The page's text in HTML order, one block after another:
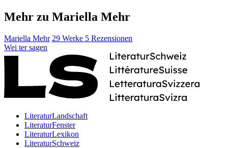
Mehr zu Mariella Mehr
Mariella Mehr 29 Werke 5 Rezensionen
Wei ter sagen
LiteraturLandschaft
LiteraturFenster
LiteraturLexikon
LiteraturSchweiz